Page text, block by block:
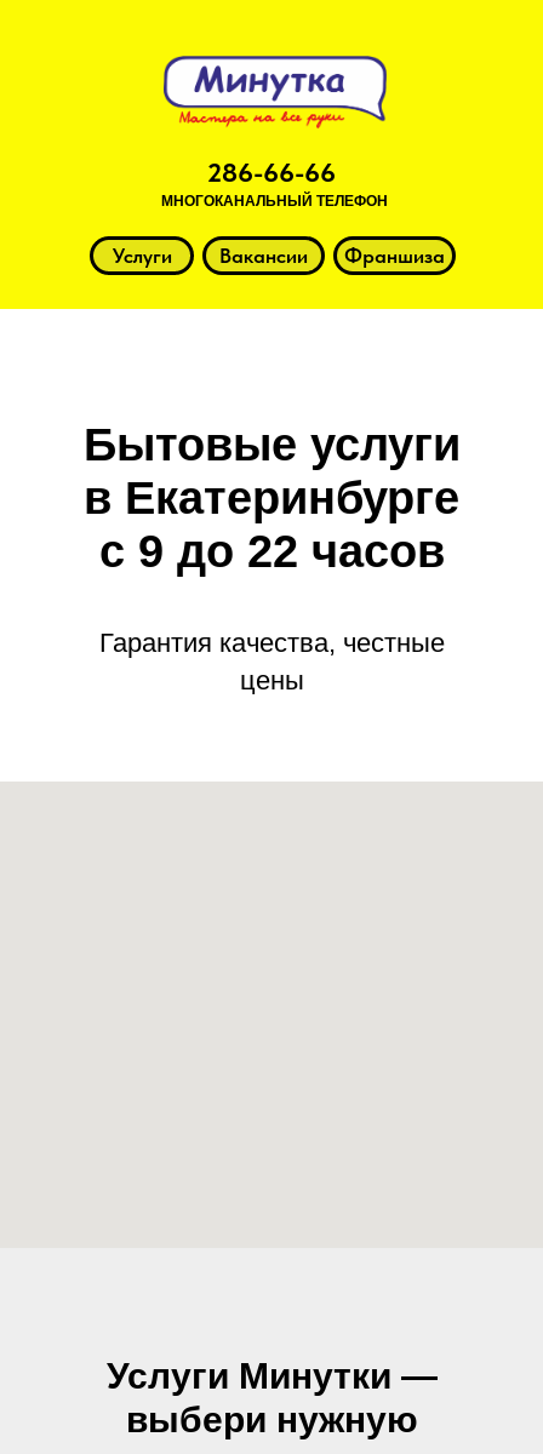
286-66-66
МНОГОКАНАЛЬНЫЙ ТЕЛЕФОН
Услуги Вакансии Франшиза
Бытовые услуги
в Екатеринбурге
с 9 до 22 часов
Гарантия качества, честные
цены
Услуги Минутки —
выбери нужную